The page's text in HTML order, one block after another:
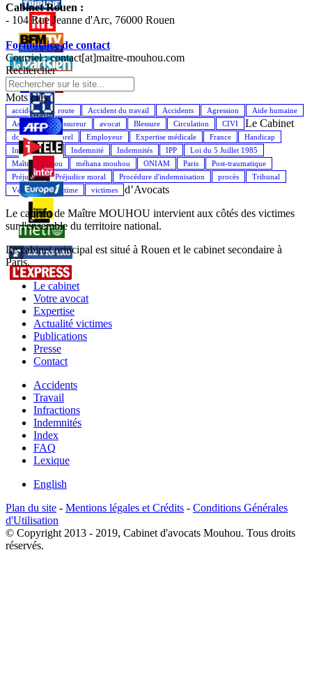
Cabinet Rouen :
- 104 Rue Jeanne d'Arc, 76000 Rouen
Formulaire de contact
Courriel : contact[at]maitre-mouhou.com
Rechercher
Mots cles
accident de la route Accident du travail Accidents Agression
Aide humaine
Assistance
Assureur avocat Blessure Circulation
CIVI
dommage corporel
Employeur Expertise médicale France
Handicap
Indemnisation
Indemnité Indemnités IPP
Loi du 5 Juillet 1985
Maître Mouhou
méhana mouhou ONIAM Paris
Post-traumatique
Préjudice
Préjudice moral Procédure d'indemnisation procès
Tribunal
Véhicule
Victime victimes
Le Cabinet
d’Avocats
Le cabinet de Maître MOUHOU intervient aux côtés des victimes
sur l'ensemble du territoire national.
Le cabinet principal est situé à Rouen et le cabinet secondaire à
Paris.
Le cabinet
Votre avocat
Expertise
Actualité victimes
Publications
Presse
Contact
Accidents
Travail
Infractions
Indemnités
Index
FAQ
Lexique
English
Plan du site - Mentions légales et Crédits - Conditions Générales
d'Utilisation
© Copyright 2013 - 2019, Cabinet d'avocats Mouhou. Tous droits
réservés.